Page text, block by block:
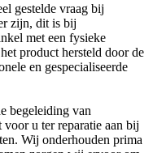
gestelde vraag bij
zijn, dit is bij
met een fysieke
product hersteld door de
en gespecialiseerde
begeleiding van
u ter reparatie aan bij
Wij onderhouden prima